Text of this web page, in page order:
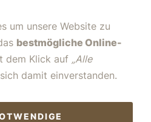
um unsere Website zu
bestmögliche Online-
dem Klick auf „Alle
damit einverstanden.